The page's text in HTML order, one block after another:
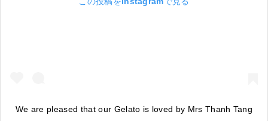
We are pleased that our Gelato is loved by Mrs Thanh Tang